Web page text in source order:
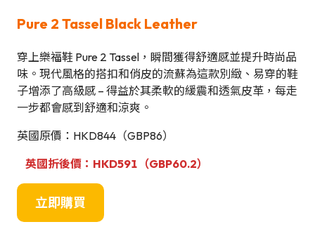
Pure 2 Tassel Black Leather
穿上樂福鞋 Pure 2 Tassel，瞬間獲得舒適感並提升時尚品
味。現代風格的搭扣和俏皮的流蘇為這款別緻、易穿的鞋
子增添了高級感 – 得益於其柔軟的緩震和透氣皮革，每走
一步都會感到舒適和涼爽。
英國原價：HKD844（GBP86）
英國折後價：HKD591（GBP60.2）
立即購買